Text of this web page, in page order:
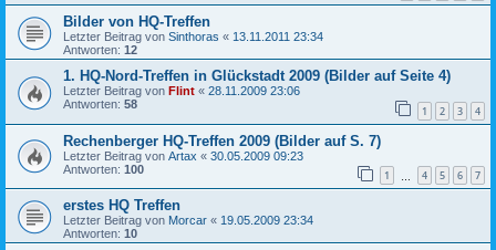
Bilder von HQ-Treffen
Letzter Beitrag von Sinthoras « 13.11.2011 23:34
Antworten: 12
1. HQ-Nord-Treffen in Glückstadt 2009 (Bilder auf Seite 4)
Letzter Beitrag von Flint « 28.11.2009 23:06
Antworten: 58 1 2 3 4
Rechenberger HQ-Treffen 2009 (Bilder auf S. 7)
Letzter Beitrag von Artax « 30.05.2009 09:23
Antworten: 100 1 4 5 6 7
erstes HQ Treffen
Letzter Beitrag von Morcar « 19.05.2009 23:34
Antworten: 10